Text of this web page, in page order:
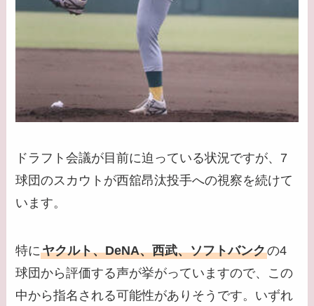
ドラフト会議が目前に迫っている状況ですが、7
球団のスカウトが西舘昂汰投手への視察を続けて
います。
特にヤクルト、DeNA、西武、ソフトバンクの4
球団から評価する声が挙がっていますので、この
中から指名される可能性がありそうです。いずれ